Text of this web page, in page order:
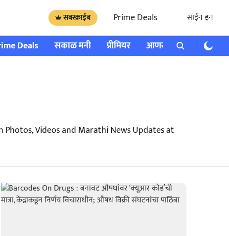
सबस्क्राईब Prime Deals साईन इन
Deals सकाळ मनी प्रीमियर आणखी राशी भविष्य
Videos and Marathi News Updates at